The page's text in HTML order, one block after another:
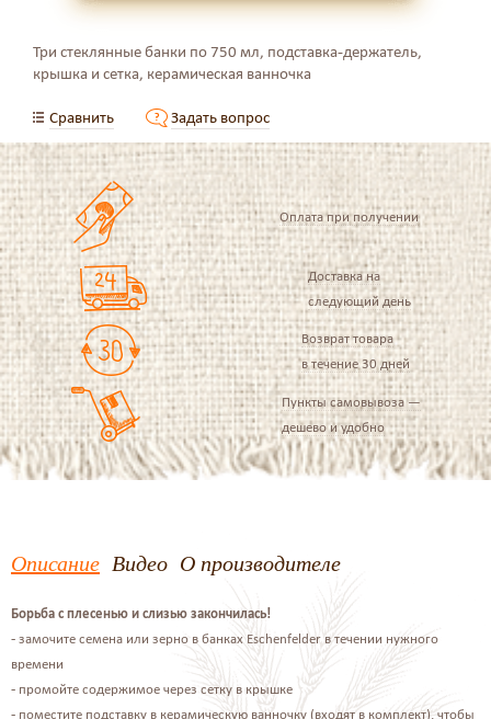
Три стеклянные банки по 750 мл, подставка-держатель,
крышка и сетка, керамическая ванночка
Сравнить Задать вопрос
Оплата при получении
Доставка на
следующий день
Возврат товара
в течение 30 дней
Пункты самовывоза —
дешево и удобно
Описание Видео О производителе
Борьба с плесенью и слизью закончилась!
- замочите семена или зерно в банках Eschenfelder в течении нужного
времени
- промойте содержимое через сетку в крышке
- поместите подставку в керамическую ванночку (входят в комплект), чтобы